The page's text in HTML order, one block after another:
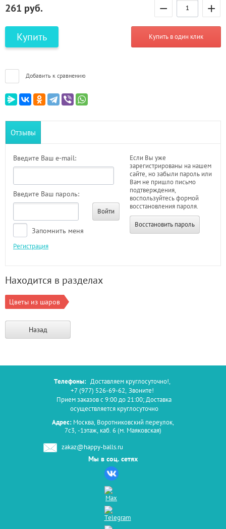
261 руб. − +
Купить Купить в один клик
Добавить к сравнению
Отзывы
Введите Ваш e-mail:
Введите Ваш пароль:
Войти
Запомнить меня
Регистрация
Если Вы уже
зарегистрированы на нашем
сайте, но забыли пароль или
Вам не пришло письмо
подтверждения,
воспользуйтесь формой
восстановления пароля.
Восстановить пароль
Находится в разделах
Цветы из шаров
Назад
Телефоны: Доставляем круглосуточно!,
+7 (977) 526-69-62, Звоните!
Прием заказов с 9:00 до 21:00; Доставка
осуществляется круглосуточно
Адрес: Москва, Воротниковский переулок,
7с3, -1этаж, каб. 6 (м. Маяковская)
zakaz@happy-balls.ru
Мы в соц. сетях